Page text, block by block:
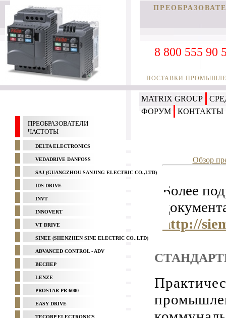
ПОСТАВКИ
8 800 555 90
MATRIX GROUP
ФОРУМ
КОНТАКТЫ
ПРЕОБРАЗОВАТЕЛИ
ЧАСТОТЫ
DELTA ELECTRONICS
VEDADRIVE DANFOSS
SAJ (GUANGZHOU SANJING ELECTRIC CO.,LTD)
IDS DRIVE
INVT
INNOVERT
VT DRIVE
SINEE (SHENZHEN SINE ELECTRIC CO.,LTD)
ADVANCED CONTROL - ADV
ВЕСПЕР
LENZE
PROSTAR PR 6000
EASY DRIVE
TECORP ELECTRONICS
Обзор
Более
http://